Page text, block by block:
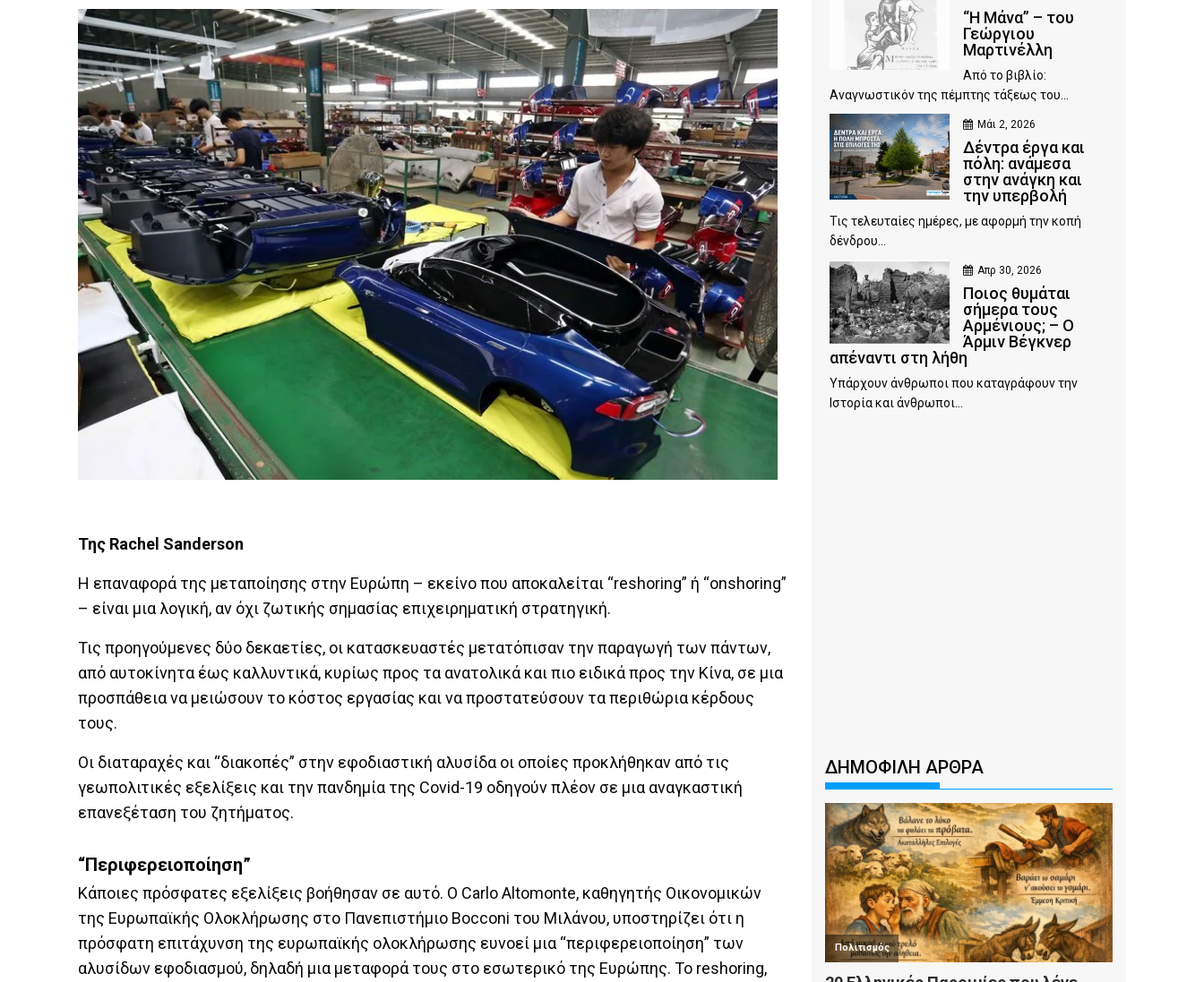
Της Rachel Sanderson
Η επαναφορά της μεταποίησης στην Ευρώπη – εκείνο που αποκαλείται “reshoring” ή “onshoring”
– είναι μια λογική, αν όχι ζωτικής σημασίας επιχειρηματική στρατηγική.
Τις προηγούμενες δύο δεκαετίες, οι κατασκευαστές μετατόπισαν την παραγωγή των πάντων,
από αυτοκίνητα έως καλλυντικά, κυρίως προς τα ανατολικά και πιο ειδικά προς την Κίνα, σε μια
προσπάθεια να μειώσουν το κόστος εργασίας και να προστατεύσουν τα περιθώρια κέρδους
τους.
Οι διαταραχές και “διακοπές” στην εφοδιαστική αλυσίδα οι οποίες προκλήθηκαν από τις
γεωπολιτικές εξελίξεις και την πανδημία της Covid-19 οδηγούν πλέον σε μια αναγκαστική
επανεξέταση του ζητήματος.
“Περιφερειοποίηση”
Κάποιες πρόσφατες εξελίξεις βοήθησαν σε αυτό. Ο Carlo Altomonte, καθηγητής Οικονομικών
της Ευρωπαϊκής Ολοκλήρωσης στο Πανεπιστήμιο Bocconi του Μιλάνου, υποστηρίζει ότι η
πρόσφατη επιτάχυνση της ευρωπαϊκής ολοκλήρωσης ευνοεί μια “περιφερειοποίηση” των
αλυσίδων εφοδιασμού, δηλαδή μια μεταφορά τους στο εσωτερικό της Ευρώπης. Το reshoring,
“Η Μάνα” – του
Γεώργιου
Μαρτινέλλη
Από το βιβλίο:
Αναγνωστικόν της πέμπτης τάξεως του...
Μάι 2, 2026
Δέντρα έργα και
πόλη: ανάμεσα
στην ανάγκη και
την υπερβολή
Τις τελευταίες ημέρες, με αφορμή την κοπή
δένδρου...
Απρ 30, 2026
Ποιος θυμάται
σήμερα τους
Αρμένιους; – Ο
Άρμιν Βέγκνερ
απέναντι στη λήθη
Υπάρχουν άνθρωποι που καταγράφουν την
Ιστορία και άνθρωποι...
ΔΗΜΟΦΙΛΗ ΑΡΘΡΑ